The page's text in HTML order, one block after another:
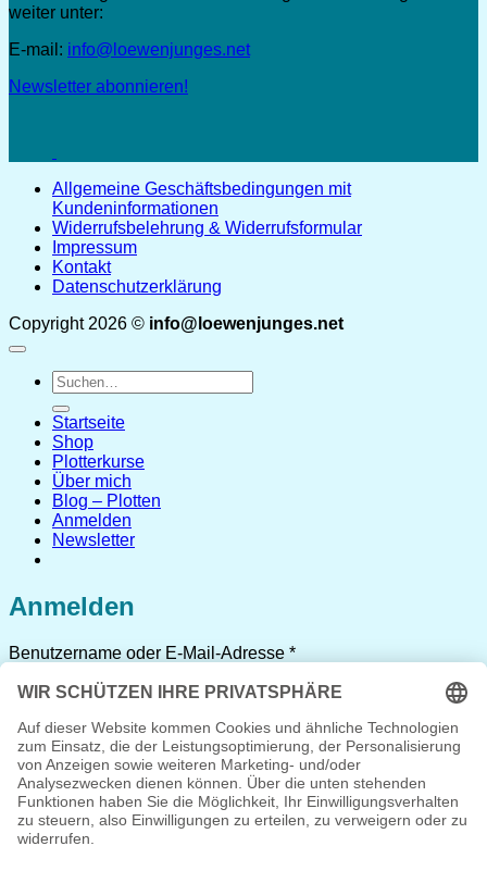
weiter unter:
E-mail: info@loewenjunges.net
Newsletter abonnieren!
Allgemeine Geschäftsbedingungen mit
Kundeninformationen
Widerrufsbelehrung & Widerrufsformular
Impressum
Kontakt
Datenschutzerklärung
Copyright 2026 © info@loewenjunges.net
Suchen
nach:
Startseite
Shop
Plotterkurse
Über mich
Blog – Plotten
Anmelden
Newsletter
Anmelden
Benutzername oder E-Mail-Adresse *Erforderlich
Angemeldet bleiben Anmelden
Passwort vergessen?
Registrieren